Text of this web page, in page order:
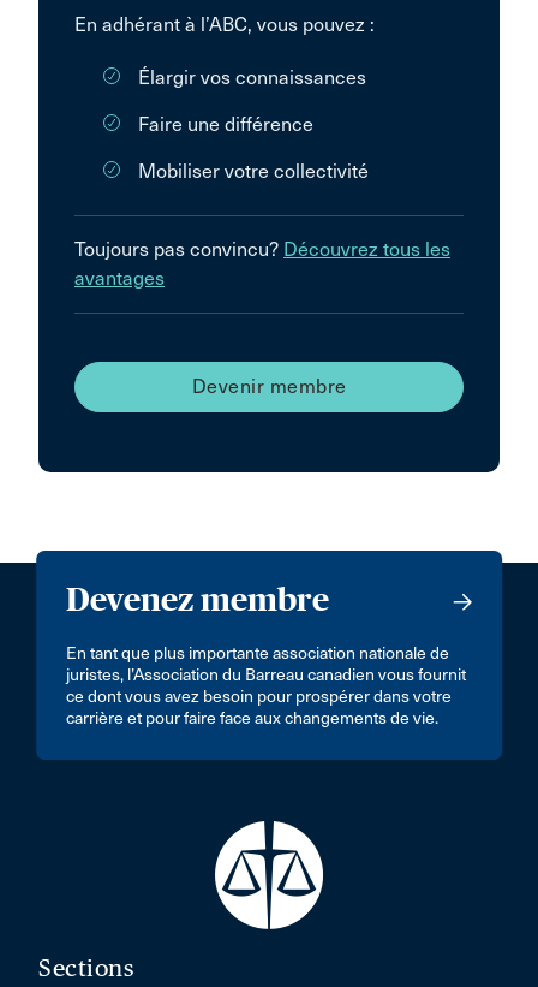
En adhérant à l’ABC, vous pouvez :
Élargir vos connaissances
Faire une différence
Mobiliser votre collectivité
Toujours pas convincu? Découvrez tous les
avantages
Devenir membre
Devenez membre
En tant que plus importante association nationale de
juristes, l’Association du Barreau canadien vous fournit
ce dont vous avez besoin pour prospérer dans votre
carrière et pour faire face aux changements de vie.
Sections